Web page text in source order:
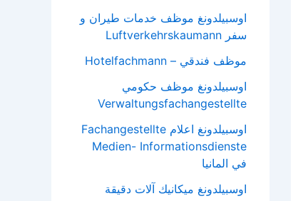
اوسبيلدونغ موظف خدمات طيران و
سفر Luftverkehrskaumann
موظف فندقي – Hotelfachmann
اوسبيلدونغ موظف حكومي
Verwaltungsfachangestellte
اوسبيلدونغ اعلام Fachangestellte
Medien- Informationsdienste
في المانيا
اوسبيلدونغ ميكانيك آلات دقيقة